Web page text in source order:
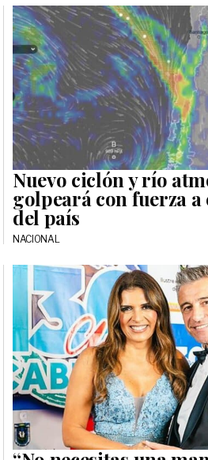
Nuevo ciclón y río
golpeará con fuerza a
del país
NACIONAL